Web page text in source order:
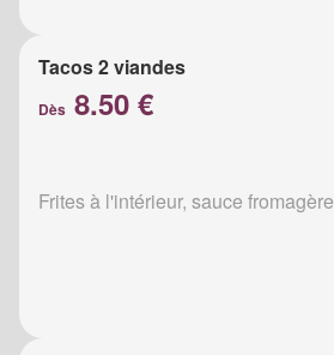
Tacos 2 viandes
Dès 8.50 €
Frites à l'intérieur, sauce fromagère